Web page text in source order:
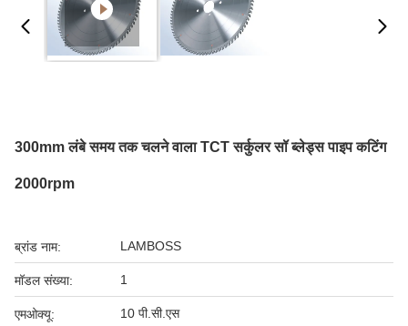
300mm लंबे समय तक चलने वाला TCT सर्कुलर सॉ ब्लेड्स पाइप कटिंग
2000rpm
ब्रांड नाम: LAMBOSS
मॉडल संख्या: 1
एमओक्यू: 10 पी.सी.एस